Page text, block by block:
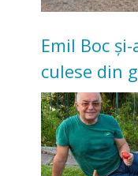
Emil Boc
culese din
nu poate